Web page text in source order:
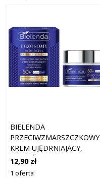
BIELENDA
PRZECIWZMARSZCZKOWY
KREM UJĘDRNIAJĄCY,
ROZJAŚNIAJĄCY
PRZEBARWIENIA 50+
12,90 zł
1 oferta